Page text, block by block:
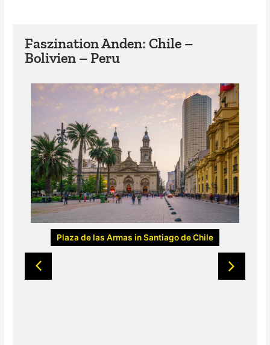
Faszination Anden: Chile –
Bolivien – Peru
Plaza de las Armas in Santiago de Chile